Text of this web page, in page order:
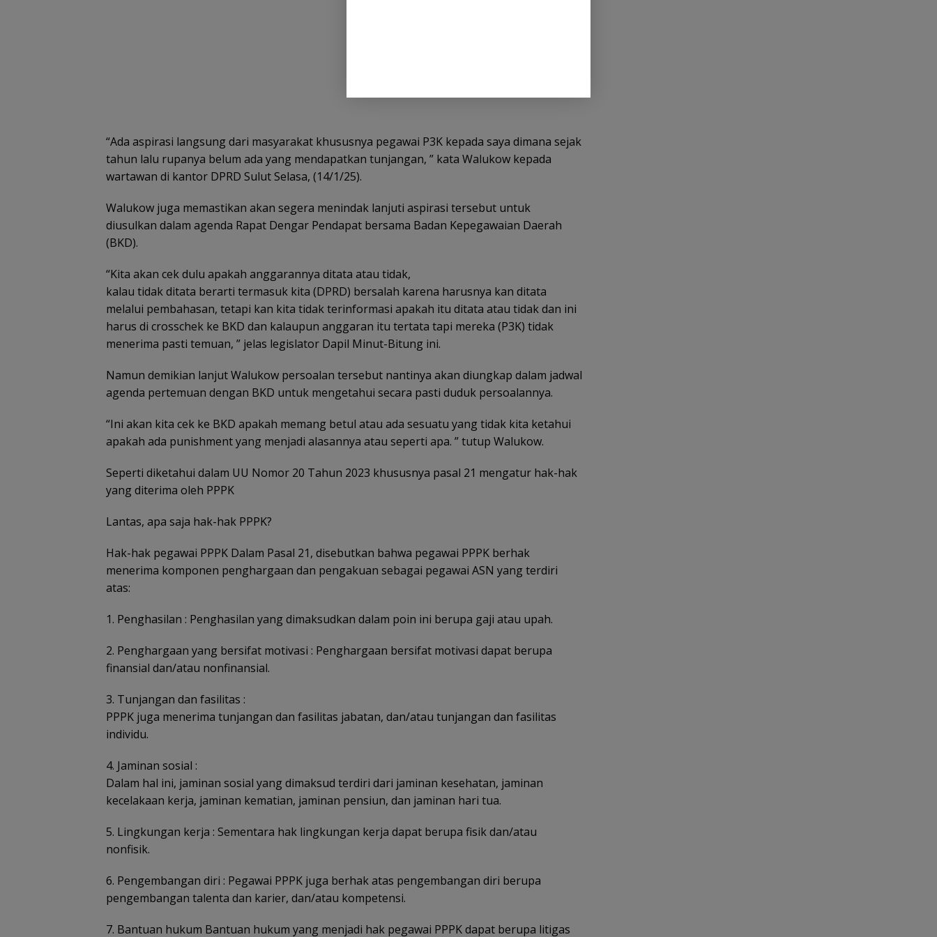
“Ada aspirasi langsung dari masyarakat khususnya pegawai P3K kepada saya dimana sejak
tahun lalu rupanya belum ada yang mendapatkan tunjangan, ” kata Walukow kepada
wartawan di kantor DPRD Sulut Selasa, (14/1/25).
Walukow juga memastikan akan segera menindak lanjuti aspirasi tersebut untuk
diusulkan dalam agenda Rapat Dengar Pendapat bersama Badan Kepegawaian Daerah
(BKD).
“Kita akan cek dulu apakah anggarannya ditata atau tidak,
kalau tidak ditata berarti termasuk kita (DPRD) bersalah karena harusnya kan ditata
melalui pembahasan, tetapi kan kita tidak terinformasi apakah itu ditata atau tidak dan ini
harus di crosschek ke BKD dan kalaupun anggaran itu tertata tapi mereka (P3K) tidak
menerima pasti temuan, ” jelas legislator Dapil Minut-Bitung ini.
Namun demikian lanjut Walukow persoalan tersebut nantinya akan diungkap dalam jadwal
agenda pertemuan dengan BKD untuk mengetahui secara pasti duduk persoalannya.
“Ini akan kita cek ke BKD apakah memang betul atau ada sesuatu yang tidak kita ketahui
apakah ada punishmentyang menjadi alasannya atau seperti apa. ” tutup Walukow.
Seperti diketahui dalam UU Nomor 20 Tahun 2023 khususnya pasal 21 mengatur hak-hak
yang diterima oleh PPPK
Lantas, apa saja hak-hak PPPK?
Hak-hak pegawai PPPK Dalam Pasal 21, disebutkan bahwa pegawai PPPK berhak
menerima komponen penghargaan dan pengakuan sebagai pegawai ASN yang terdiri
atas:
1. Penghasilan : Penghasilan yang dimaksudkan dalam poin ini berupa gaji atau upah.
2. Penghargaan yang bersifat motivasi : Penghargaan bersifat motivasi dapat berupa
finansial dan/atau nonfinansial.
3. Tunjangan dan fasilitas :
PPPK juga menerima tunjangan dan fasilitas jabatan, dan/atau tunjangan dan fasilitas
individu.
4. Jaminan sosial :
Dalam hal ini, jaminan sosial yang dimaksud terdiri dari jaminan kesehatan, jaminan
kecelakaan kerja, jaminan kematian, jaminan pensiun, dan jaminan hari tua.
5. Lingkungan kerja : Sementara hak lingkungan kerja dapat berupa fisik dan/atau
nonfisik.
6. Pengembangan diri : Pegawai PPPK juga berhak atas pengembangan diri berupa
pengembangan talenta dan karier, dan/atau kompetensi.
7. Bantuan hukum Bantuan hukum yang menjadi hak pegawai PPPK dapat berupa litigas